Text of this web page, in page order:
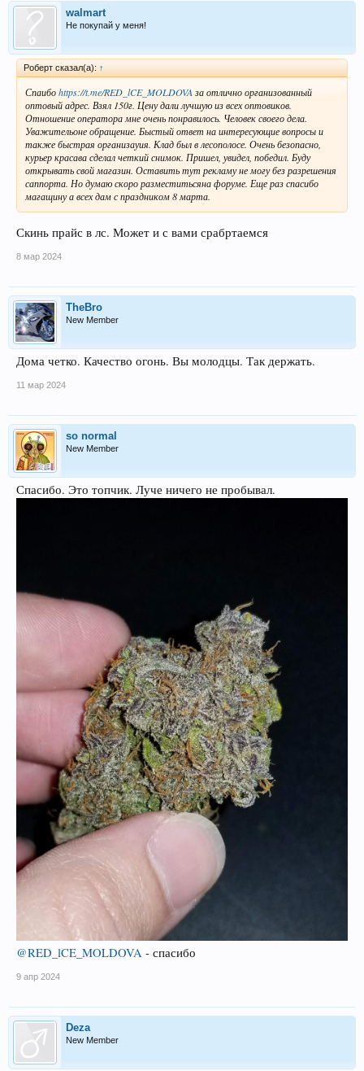
walmart
Не покупай у меня!
Роберт сказал(а): ↑
Спаибоhttps://t.me/RED_lCE_MOLDOVAза отлично организованный
оптовый адрес. Взял 150г. Цену дали лучшую из всех оптовиков.
Отношение оператора мне очень понравилось. Человек своего дела.
Уважительоне обращение. Быстый ответ на интересующие вопросы и
также быстрая организауия. Клад был в лесополосе. Очень безопасно,
курьер красава сделал четкий снимок. Пришел, увидел, победил. Буду
открывать свой магазин. Оставить тут рекламу не могу без разрешения
саппорта. Но думаю скоро разместитьсяна форуме. Еще раз спасибо
магащину а всех дам с праздником 8 марта.
Скинь прайс в лс. Может и с вами срабртаемся
8 мар 2024
TheBro
New Member
Дома четко. Качество огонь. Вы молодцы. Так держать.
11 мар 2024
so normal
New Member
Спасибо. Это топчик. Луче ничего не пробывал.
@RED_lCE_MOLDOVA - спасибо
9 апр 2024
Deza
New Member